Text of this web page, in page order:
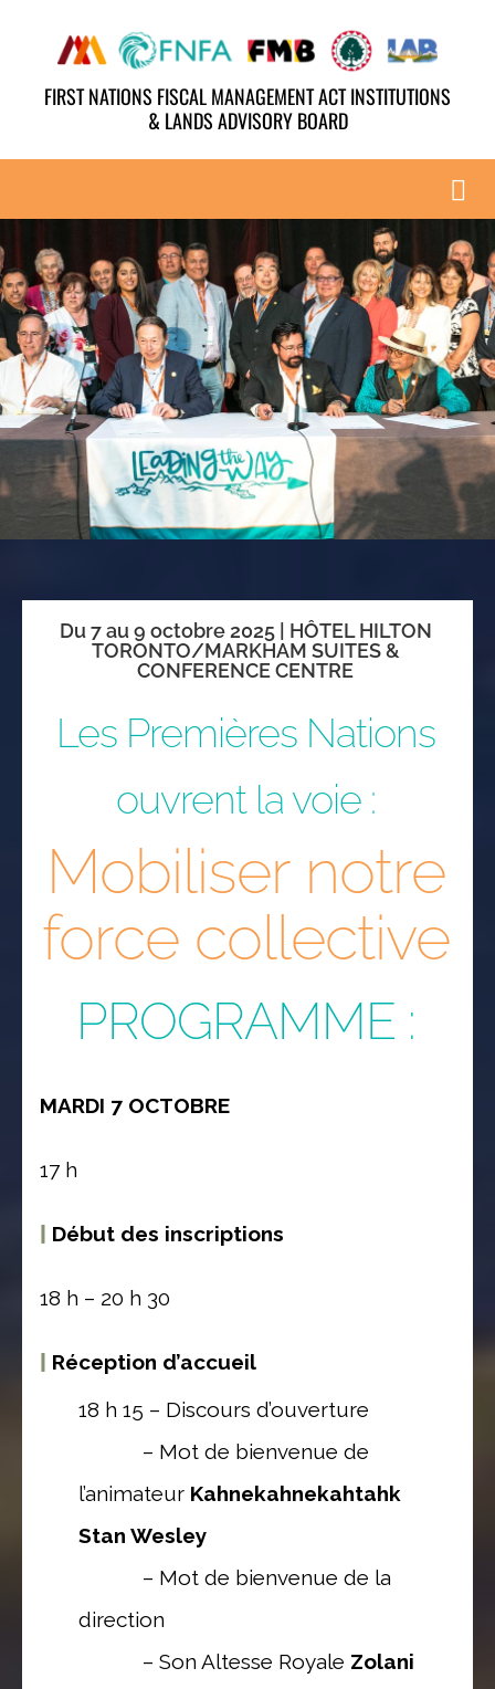
contentFIRST NATIONS FISCAL MANAGEMENT ACT INSTITUTIONS
& LANDS ADVISORY BOARD
ABOUT
AGENDA
PAST HIGHLIGHTS
YOUTH & ELDERS
HOSTS
CONTACT
Du 7 au 9 octobre 2025 | HÔTEL HILTON
TORONTO/MARKHAM SUITES &
CONFERENCE CENTRE
Les Premières Nations
ouvrent la voie :
Mobiliser notre
force collective
PROGRAMME :
MARDI 7 OCTOBRE
17 h
Début des inscriptions
18 h – 20 h 30
Réception d’accueil
18 h 15 – Discours d’ouverture
– Mot de bienvenue de
l’animateur Kahnekahnekahtahk
Stan Wesley
– Mot de bienvenue de la
direction
– Son Altesse Royale Zolani